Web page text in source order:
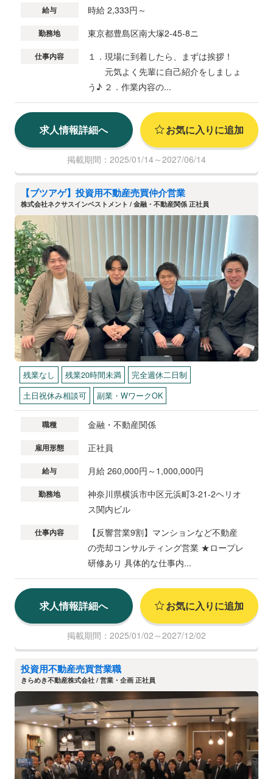
給与 時給 2,333円～
勤務地 東京都豊島区南大塚2-45-8ニ
仕事内容
１．現場に到着したら、まずは挨拶！
元気よく先輩に自己紹介をしましょ
う♪ ２．作業内容の...
求人情報詳細へ お気に入りに追加
掲載期間：2025/01/14～2027/06/14
【ブツアゲ】投資用不動産売買仲介営業
株式会社ネクサスインベストメント / 金融・不動産関係 正社員
残業なし 残業20時間未満
完全週休二日制
土日祝休み相談可
副業・WワークOK
職種 金融・不動産関係
雇用形態 正社員
給与 月給 260,000円～1,000,000円
勤務地
神奈川県横浜市中区元浜町3-21-2ヘリオ
ス関内ビル
仕事内容
【反響営業9割】マンションなど不動産
の売却コンサルティング営業 ★ロープレ
研修あり 具体的な仕事内...
求人情報詳細へ お気に入りに追加
掲載期間：2025/01/02～2027/12/02
投資用不動産売買営業職
きらめき不動産株式会社 / 営業・企画 正社員